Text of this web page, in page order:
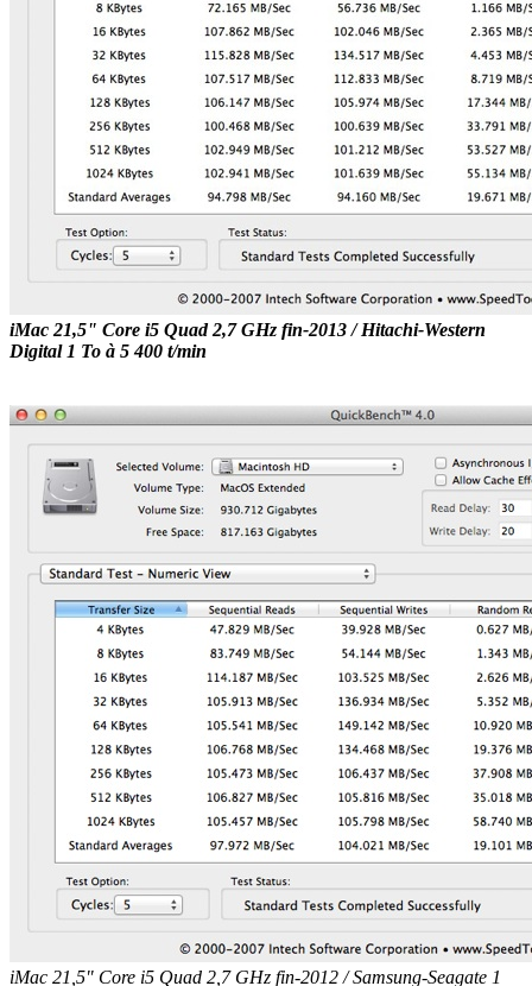
iMac 21,5" Core i5 Quad 2,7 GHz fin-2013 / Hitachi-Western
Digital 1 To à 5 400 t/min
iMac 21,5" Core i5 Quad 2,7 GHz fin-2012 / Samsung-Seagate 1